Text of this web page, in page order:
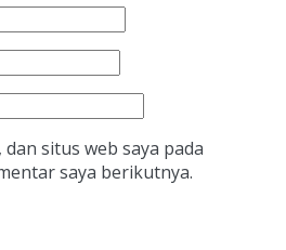
situs web saya pada
saya berikutnya.